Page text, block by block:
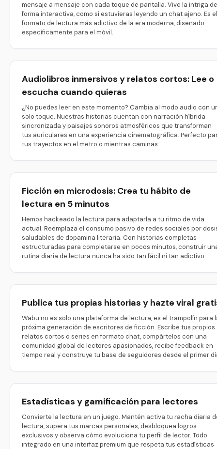
mensaje a mensaje con cada toque de pantalla. Vive la intriga de
forma interactiva, como si estuvieras leyendo un chat ajeno. Es el
formato de lectura más adictivo de la era moderna, diseñado
específicamente para el móvil.
Audiolibros inmersivos y relatos cortos: Lee o
escucha cuando quieras
¿No puedes leer en este momento? Cambia al modo audio con
solo toque. Nuestras historias cuentan con narración híbrida
sincronizada y paisajes sonoros atmosféricos que transforman
tus auriculares en una experiencia cinematográfica. Perfecto
tus trayectos en el metro o mientras caminas.
Ficción en microdosis: Crea tu hábito de
lectura en 5 minutos
Hemos hackeado la lectura para adaptarla a tu ritmo de vida
actual. Reemplaza el consumo pasivo de redes sociales por
saludables de dopamina literaria. Con historias completas
estructuradas para completarse en pocos minutos, construir
rutina diaria de lectura nunca ha sido tan fácil ni tan adictivo.
Publica tus propias historias y hazte viral
Wabu no es solo una plataforma de lectura, es el trampolín para
próxima generación de escritores de ficción. Escribe tus propios
relatos cortos o series en formato chat, compártelos con una
comunidad global de lectores apasionados, recibe feedback en
tiempo real y construye tu base de seguidores desde el primer
Estadísticas y gamificación para lectores
Convierte la lectura en un juego. Mantén activa tu racha diaria
lectura, supera tus marcas personales, desbloquea logros
exclusivos y observa cómo evoluciona tu perfil de lector. Todo
integrado en una interfaz premium que respeta tus estadísticas